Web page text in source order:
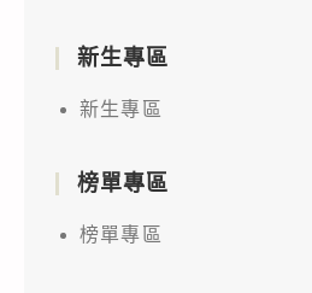
新生專區
新生專區
榜單專區
榜單專區